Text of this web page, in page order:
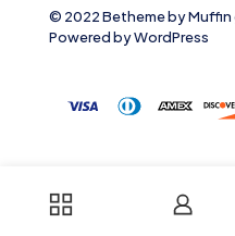
© 2022 Betheme byMuffin
Powered byWordPress